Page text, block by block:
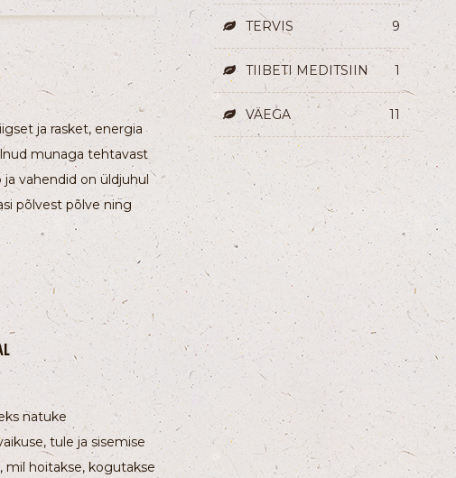
ja rasket, energia
munaga tehtavast
vahendid on üldjuhul
põlvest põlve ning
natuke
tule ja sisemise
mil hoitakse, kogutakse
TERVIS 9
TIIBETI MEDITSIIN 1
VÄEGA 11